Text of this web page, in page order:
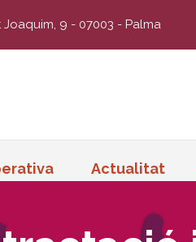
9 - 07003 - Palma
Actualitat